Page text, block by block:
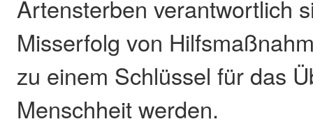
Artensterben verantwortlich
Misserfolg von
zu einem Schlüssel für das
Menschheit werden.